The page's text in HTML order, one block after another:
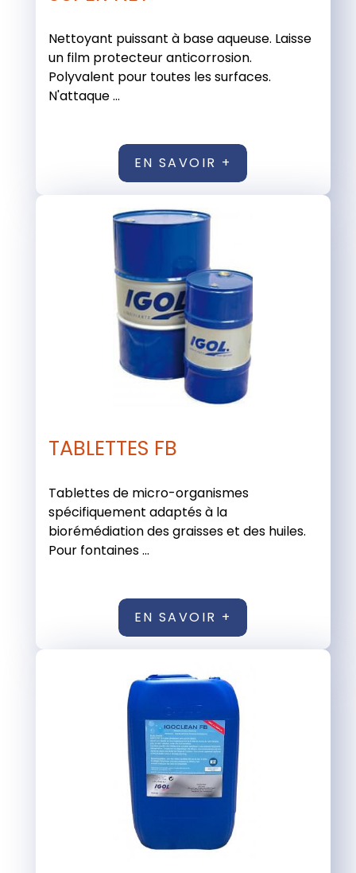
Nettoyant puissant à base aqueuse. Laisse
un film protecteur anticorrosion.
Polyvalent pour toutes les surfaces.
N'attaque ...
EN SAVOIR +
TABLETTES FB
Tablettes de micro-organismes
spécifiquement adaptés à la
biorémédiation des graisses et des huiles.
Pour fontaines ...
EN SAVOIR +